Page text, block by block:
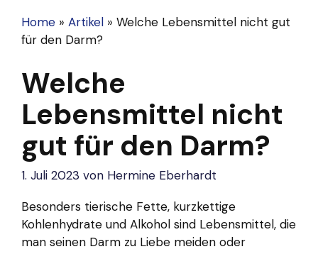
Home » Artikel » Welche Lebensmittel nicht gut
für den Darm?
Welche
Lebensmittel nicht
gut für den Darm?
1. Juli 2023 von Hermine Eberhardt
Besonders tierische Fette, kurzkettige
Kohlenhydrate und Alkohol sind Lebensmittel, die
man seinen Darm zu Liebe meiden oder